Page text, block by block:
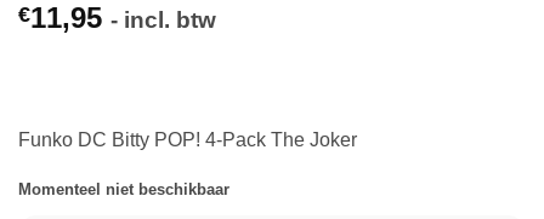
€11,95 - incl. btw
Funko DC Bitty POP! 4-Pack The Joker
Momenteel niet beschikbaar